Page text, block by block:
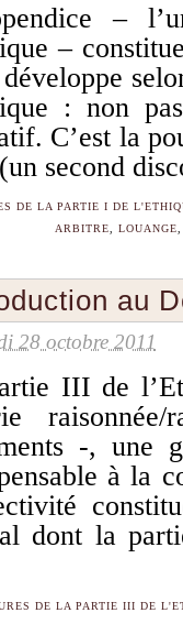
–
–
développe
: non
C’est la
second
DE LA PARTIE I DE
ARBITRE,LOUANGE
au
28 octobre 2011
III de
-, une
à la
dont la
DE LA PARTIE III DE